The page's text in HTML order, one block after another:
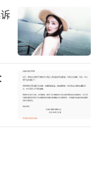
釉质剥落了一
们盯着屏幕，
们比任何表演
拍摄有本质区
作，是品牌押